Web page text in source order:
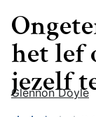
het lef
jezelf
Glennon Doyle